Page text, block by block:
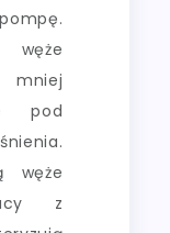
węże
mniej
pod
węże
z